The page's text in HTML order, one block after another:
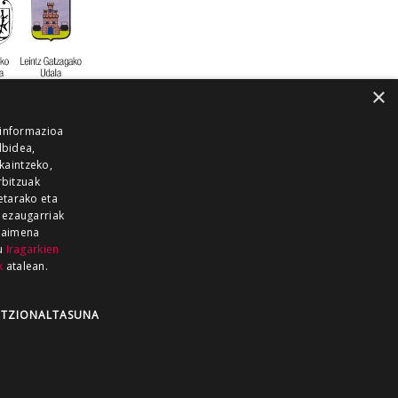
GUKA
GUKA ZUMAIA GUKA
×
eta
Iragarkien
atalean.